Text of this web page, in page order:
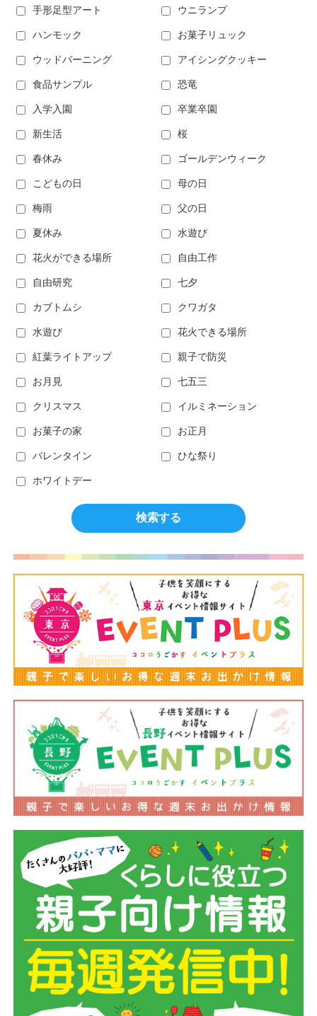
手形足型アート ウニランプ
ハンモック お菓子リュック
ウッドバーニング アイシングクッキー
食品サンプル 恐竜
入学入園 卒業卒園
新生活 桜
春休み ゴールデンウィーク
こどもの日 母の日
梅雨 父の日
夏休み 水遊び
花火ができる場所 自由工作
自由研究 七夕
カブトムシ クワガタ
水遊び 花火できる場所
紅葉ライトアップ 親子で防災
お月見 七五三
クリスマス イルミネーション
お菓子の家 お正月
バレンタイン ひな祭り
ホワイトデー